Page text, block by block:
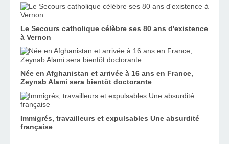
Le Secours catholique célèbre ses 80 ans d'existence
à Vernon
Née en Afghanistan et arrivée à 16 ans en France,
Zeynab Alami sera bientôt doctorante
Immigrés, travailleurs et expulsables Une absurdité
française